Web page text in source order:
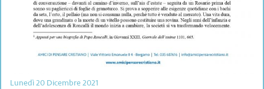
Lunedì 20 Dicembre 2021